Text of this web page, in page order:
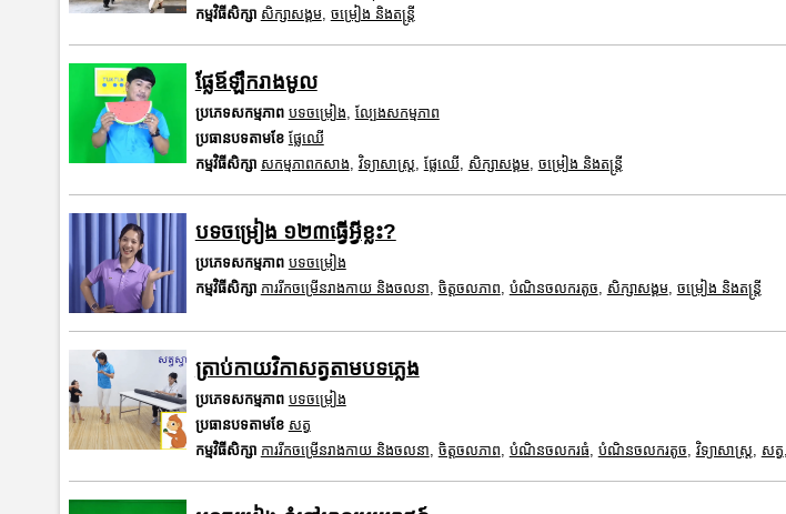
កម្មវិធីសិក្សា សិក្សាសង្គម, ចម្រៀង និងតន្ត្រី
ផ្លែឪឡឹករាងមូល
ប្រភេទសកម្មភាព បទចម្រៀង ល្បែងសកម្មភាព
ប្រធានបទតាមខែ ផ្លែឈើ
កម្មវិធីសិក្សា សកម្មភាពកសាង វិទ្យាសាស្រ្ត ផ្លែឈើ សិក្សាសង្គម, ចម្រៀង និងតន្ត្រី
បទចម្រៀង ១២៣ធ្វើអ្វីខ្លះ?
ប្រភេទសកម្មភាព បទចម្រៀង
កម្មវិធីសិក្សា ការរីកចម្រើនរាងកាយ និងចលនា ចិត្តចលភាព បំណិនចលករតូច សិក្សាសង្គម, ចម្រៀង និងតន្ត្រី
ត្រាប់កាយវិកាសត្វតាមបទភ្លេង
ប្រភេទសកម្មភាព បទចម្រៀង
ប្រធានបទតាមខែ សត្វ
កម្មវិធីសិក្សា ការរីកចម្រើនរាងកាយ និងចលនា ចិត្តចលភាព បំណិនចលករធំ បំណិនចលករតូច វិទ្យាសាស្រ្ត សត្វ